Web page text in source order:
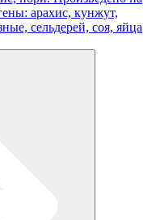
арахис, кунжут,
сельдерей, соя, яйца